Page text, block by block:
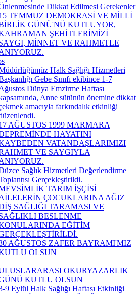
Dikkat Edilmesi Gerekenler
TEMMUZ DEMOKRASİ VE MİLLİ
GÜNÜ'NÜ KUTLUYOR,
ŞEHİTLERİMİZİ
MİNNET VE RAHMETLE
Halk Sağlığı Hizmetleri
Gebe Sınıfı ekibince 1-7
Dünya Emzirme Haftası
Anne sütünün önemine dikkat
amacıyla farkındalık etkinliği
AĞUSTOS 1999 MARMARA
HAYATINI
VATANDAŞLARIMIZI
VE SAYGIYLA
Sağlık Hizmetleri Değerlendirme
Gerçekleştirildi.
TARIM İŞÇİSİ
ÇOCUKLARINA AĞIZ
SAĞLIĞI TARAMASI VE
BESLENME
EĞİTİM
AĞUSTOS ZAFER BAYRAMI'MIZ
OLSUN
OKURYAZARLIK
KUTLU OLSUN
9 Eylül Halk Sağlığı Haftası Etkinliği